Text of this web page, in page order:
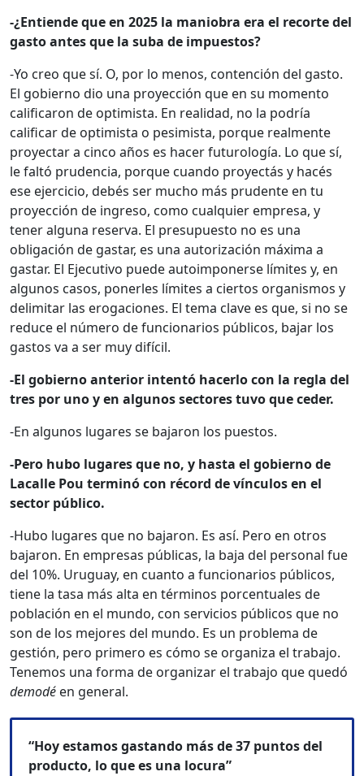
-¿Entiende que en 2025 la maniobra era el recorte del
gasto antes que la suba de impuestos?
-Yo creo que sí. O, por lo menos, contención del gasto.
El gobierno dio una proyección que en su momento
calificaron de optimista. En realidad, no la podría
calificar de optimista o pesimista, porque realmente
proyectar a cinco años es hacer futurología. Lo que sí,
le faltó prudencia, porque cuando proyectás y hacés
ese ejercicio, debés ser mucho más prudente en tu
proyección de ingreso, como cualquier empresa, y
tener alguna reserva. El presupuesto no es una
obligación de gastar, es una autorización máxima a
gastar. El Ejecutivo puede autoimponerse límites y, en
algunos casos, ponerles límites a ciertos organismos y
delimitar las erogaciones. El tema clave es que, si no se
reduce el número de funcionarios públicos, bajar los
gastos va a ser muy difícil.
-El gobierno anterior intentó hacerlo con la regla del
tres por uno y en algunos sectores tuvo que ceder.
-En algunos lugares se bajaron los puestos.
-Pero hubo lugares que no, y hasta el gobierno de
Lacalle Pou terminó con récord de vínculos en el
sector público.
-Hubo lugares que no bajaron. Es así. Pero en otros
bajaron. En empresas públicas, la baja del personal fue
del 10%. Uruguay, en cuanto a funcionarios públicos,
tiene la tasa más alta en términos porcentuales de
población en el mundo, con servicios públicos que no
son de los mejores del mundo. Es un problema de
gestión, pero primero es cómo se organiza el trabajo.
Tenemos una forma de organizar el trabajo que quedó
demodé en general.
“Hoy estamos gastando más de 37 puntos del
producto, lo que es una locura”